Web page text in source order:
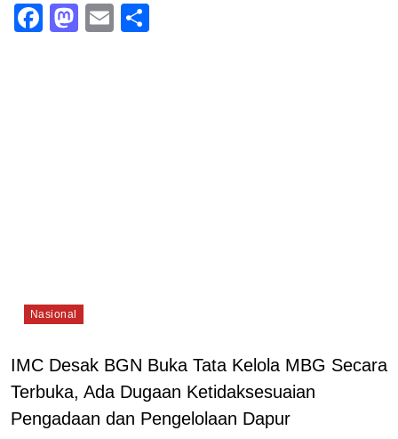
Facebook
Mastodon
Email
Nasional
IMC Desak BGN Buka Tata Kelola MBG Secara
Terbuka, Ada Dugaan Ketidaksesuaian
Pengadaan dan Pengelolaan Dapur